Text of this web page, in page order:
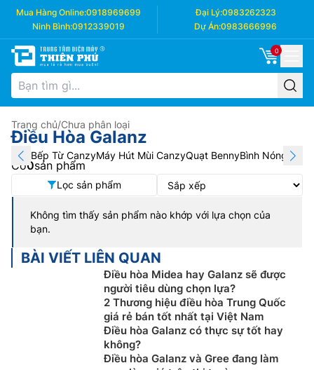
Mua Hàng Online:0918969699 Đại Lý:0983262323
Ninh Bình:0912339019 Dự Án:0983666996
0
Trang chủ/Chưa phân loại
Điều Hòa Galanz
Bếp Từ CanzyMáy Hút Mùi CanzyQuạt BennyBình Nóng
Có0sản phẩm
Lọc sản phẩm
Không tìm thấy sản phẩm nào khớp với lựa chọn của
bạn.
BÀI VIẾT LIÊN QUAN
Điều hòa Midea hay Galanz sẽ được
người tiêu dùng chọn lựa?
2 Thương hiệu điều hòa Trung Quốc
giá rẻ bán tốt nhất tại Việt Nam
Điều hòa Galanz có thực sự tốt hay
không?
Điều hòa Galanz và Gree đang làm